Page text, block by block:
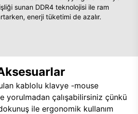
sunan DDR4 teknolojisi ile ram
enerji tüketimi de azalır.
kablolu klavye -mouse
yorulmadan çalışabilirsiniz çünkü
ile ergonomik kullanım